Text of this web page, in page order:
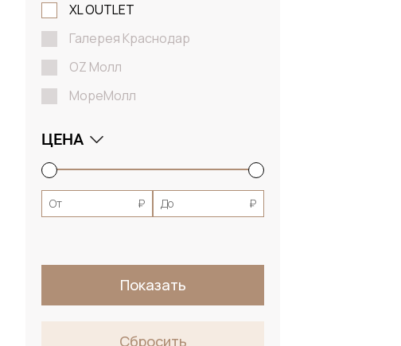
XL OUTLET
Галерея Краснодар
OZ Молл
МореМолл
ЦЕНА
От ₽ До ₽
Показать
Сбросить